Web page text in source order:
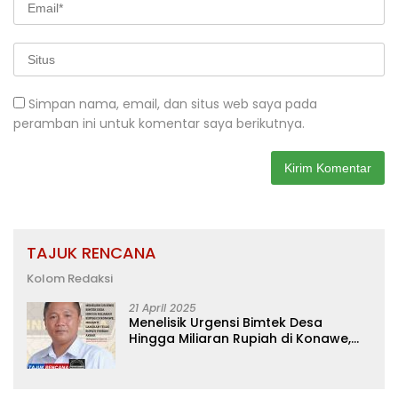
Simpan nama, email, dan situs web saya pada
peramban ini untuk komentar saya berikutnya.
TAJUK RENCANA
Kolom Redaksi
21 April 2025
Menelisik Urgensi Bimtek Desa
Hingga Miliaran Rupiah di Konawe,